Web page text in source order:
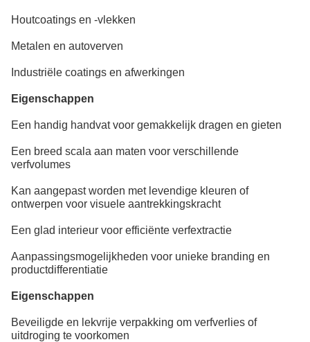
Houtcoatings en -vlekken
Metalen en autoverven
Industriële coatings en afwerkingen
Eigenschappen
Een handig handvat voor gemakkelijk dragen en gieten
Een breed scala aan maten voor verschillende
verfvolumes
Kan aangepast worden met levendige kleuren of
ontwerpen voor visuele aantrekkingskracht
Een glad interieur voor efficiënte verfextractie
Aanpassingsmogelijkheden voor unieke branding en
productdifferentiatie
Eigenschappen
Beveiligde en lekvrije verpakking om verfverlies of
uitdroging te voorkomen